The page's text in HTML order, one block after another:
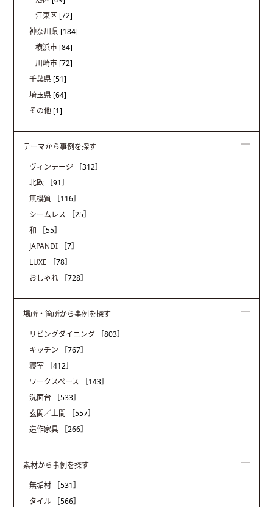
江東区 [72]
神奈川県 [184]
横浜市 [84]
川崎市 [72]
千葉県 [51]
埼玉県 [64]
その他 [1]
テーマから事例を探す
ヴィンテージ
［312］
北欧
［91］
無機質
［116］
シームレス
［25］
和
［55］
JAPANDI
［7］
LUXE
［78］
おしゃれ
［728］
場所・箇所から事例を探す
リビングダイニング
［803］
キッチン
［767］
寝室
［412］
ワークスペース
［143］
洗面台
［533］
玄関／土間
［557］
造作家具
［266］
素材から事例を探す
無垢材
［531］
タイル
［566］